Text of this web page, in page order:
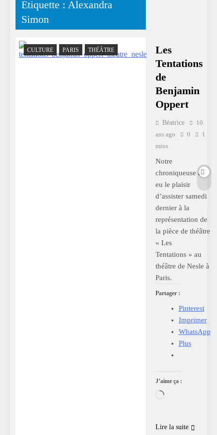
Étiquette : Alexandra
Simon
CULTURE PARIS THÉÂTRE
Les
Tentations
de
Benjamin
Oppert
Béatrice
10
ans ago
0
1
mins
Notre
chroniqueuse a
eu le plaisir
d’assister samedi
dernier à la
représentation de
la pièce de théâtre
« Les
Tentations » au
théâtre de Nesle à
Paris.
Partager :
Pinterest
Imprimer
WhatsApp
Plus
J’aime ça :
Chargement…
Lire la suite